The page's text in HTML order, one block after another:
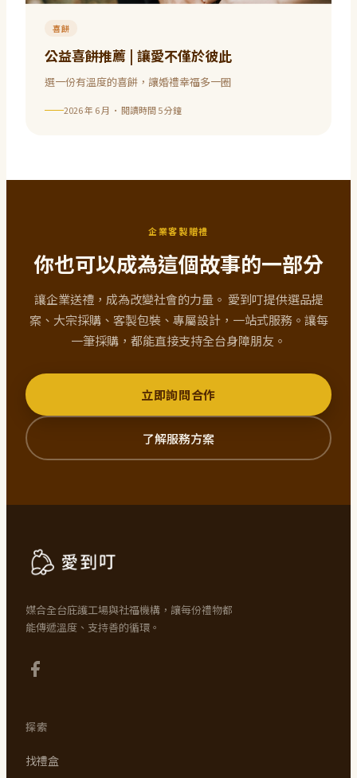
喜餅
公益喜餅推薦 | 讓愛不僅於彼此
選一份有溫度的喜餅，讓婚禮幸福多一圈
2026 年 6 月 · 閱讀時間5分鐘
企業客製贈禮
你也可以成為這個故事的一部分
讓企業送禮，成為改變社會的力量。 愛到叮提供選品提
案、大宗採購、客製包裝、專屬設計，一站式服務。讓每
一筆採購，都能直接支持全台身障朋友。
立即詢問合作
了解服務方案
媒合全台庇護工場與社福機構，讓每份禮物都
能傳遞溫度、支持善的循環。
探索
找禮盒